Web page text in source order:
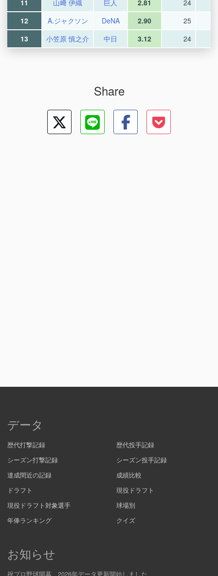
11
山﨑 伊織 巨人 2.81 24
12
A.ジャクソン DeNA 2.90 25
13
小笠原 慎之介 中日 3.12 24
Share
データ
歴代打撃記録
歴代投手記録
シーズン打撃記録
シーズン投手記録
達成間近の記録
成績比較
ドラフト
現役ドラフト
現役ドラフト対象選手
球場別
年俸ランキング
クイズ
お知らせ
祝プロ野球開幕 2026年データ更新開始しました